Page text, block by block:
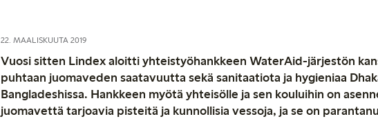
22. MAALISKUUTA 2019
Vuosi sitten Lindex aloitti yhteistyöhankkeen WaterAid-järjestön
puhtaan juomaveden saatavuutta sekä sanitaatiota ja hygieniaa
Bangladeshissa. Hankkeen myötä yhteisölle ja sen kouluihin on
juomavettä tarjoavia pisteitä ja kunnollisia vessoja, ja se on